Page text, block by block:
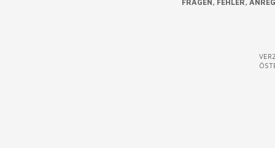
FRAGEN, FEHLER,